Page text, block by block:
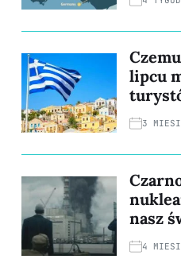
lipcu
3
nasz
4